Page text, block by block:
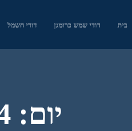
בית דודי שמש כרומגן דודי חשמל
יום: 24